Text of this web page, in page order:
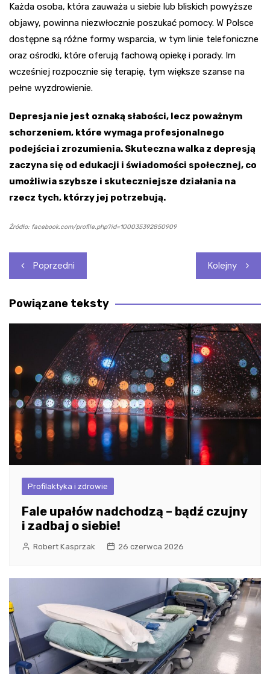
Każda osoba, która zauważa u siebie lub bliskich powyższe
objawy, powinna niezwłocznie poszukać pomocy. W Polsce
dostępne są różne formy wsparcia, w tym linie telefoniczne
oraz ośrodki, które oferują fachową opiekę i porady. Im
wcześniej rozpocznie się terapię, tym większe szanse na
pełne wyzdrowienie.
Depresja nie jest oznaką słabości, lecz poważnym
schorzeniem, które wymaga profesjonalnego
podejścia i zrozumienia. Skuteczna walka z depresją
zaczyna się od edukacji i świadomości społecznej, co
umożliwia szybsze i skuteczniejsze działania na
rzecz tych, którzy jej potrzebują.
Źródło: facebook.com/profile.php?id=100035392850909
Nawigacja
wpisu
Poprzedni Kolejny
Powiązane teksty
Profilaktyka i zdrowie
Fale upałów nadchodzą – bądź czujny
i zadbaj o siebie!
Robert Kasprzak 26 czerwca 2026